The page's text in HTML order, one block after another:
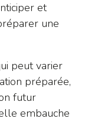
et
une
peut varier
préparée,
futur
embauche